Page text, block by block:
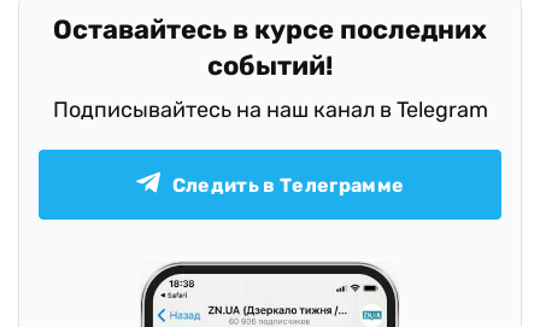
Оставайтесь в курсе последних
событий!
Подписывайтесь на наш канал в Telegram
Следить в Телеграмме